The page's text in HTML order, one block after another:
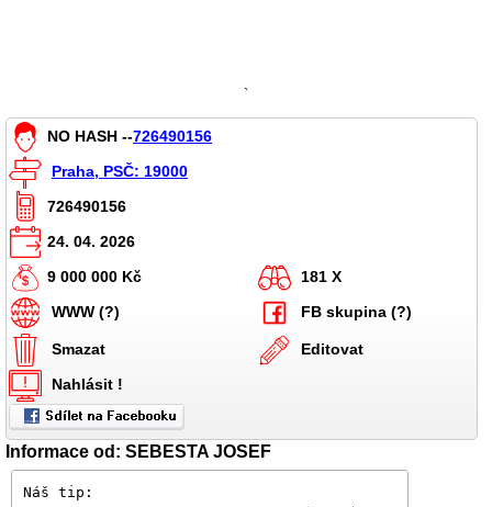
`
NO HASH --726490156
Praha, PSČ: 19000
726490156
24. 04. 2026
9 000 000 Kč
181 X
WWW (?)
FB skupina (?)
Smazat
Editovat
Nahlásit !
Informace od: SEBESTA JOSEF